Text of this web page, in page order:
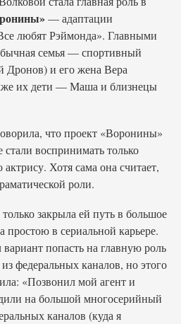
— адаптации
любят Рэймонда». Главными
семья — спортивный
Дронов) и его жена Вера
их дети — Маша и близнецы
что проект «Воронины»
воспринимать только
Хотя сама она считает,
роли.
закрыла ей путь в большое
простою в сериальной карьере.
попасть на главную роль
федеральных каналов, но этого
«Позвонил мой агент и
на большой многосерийный
каналов (куда я